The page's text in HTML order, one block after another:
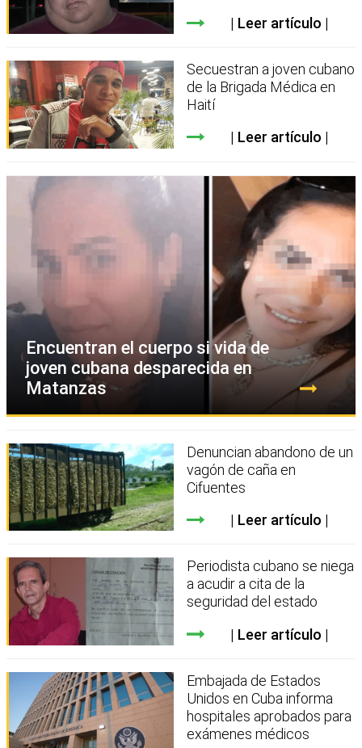
Leer artículo
Secuestran a joven cubano
de la Brigada Médica en
Haití
Leer artículo
Encuentran el cuerpo si vida de
joven cubana desparecida en
Matanzas
Denuncian abandono de un
vagón de caña en
Cifuentes
Leer artículo
Periodista cubano se niega
a acudir a cita de la
seguridad del estado
Leer artículo
Embajada de Estados
Unidos en Cuba informa
hospitales aprobados para
exámenes médicos